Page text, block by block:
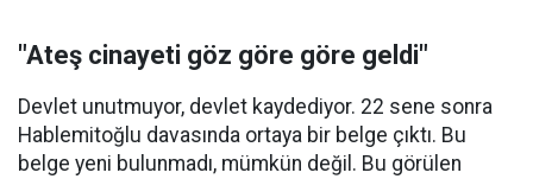
"Ateş cinayeti göz göre göre geldi"
Devlet unutmuyor, devlet kaydediyor. 22 sene sonra
Hablemitoğlu davasında ortaya bir belge çıktı. Bu
belge yeni bulunmadı, mümkün değil. Bu görülen